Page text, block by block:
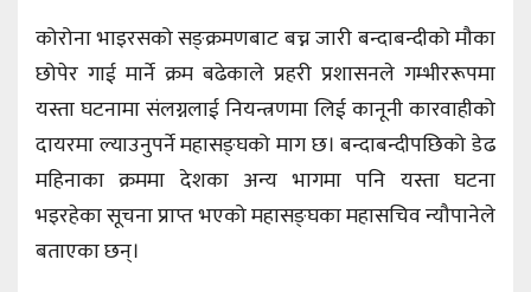
कोरोना भाइरसको सङ्क्रमणबाट बच्न जारी बन्दाबन्दीको मौका
छोपेर गाई मार्ने क्रम बढेकाले प्रहरी प्रशासनले गम्भीररूपमा
यस्ता घटनामा संलग्नलाई नियन्त्रणमा लिई कानूनी कारवाहीको
दायरमा ल्याउनुपर्ने महासङ्घको माग छ। बन्दाबन्दीपछिको डेढ
महिनाका क्रममा देशका अन्य भागमा पनि यस्ता घटना
भइरहेका सूचना प्राप्त भएको महासङ्घका महासचिव न्यौपानेले
बताएका छन्।